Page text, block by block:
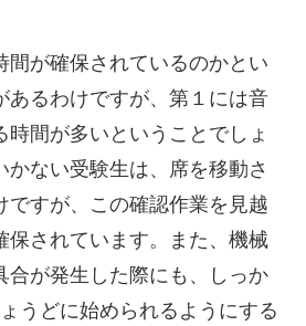
間が確保されているのかとい
あるわけですが、第１には音
間が多いということでしょ
かない受験生は、席を移動さ
ですが、この確認作業を見越
保されています。また、機械
合が発生した際にも、しっか
うどに始められるようにする